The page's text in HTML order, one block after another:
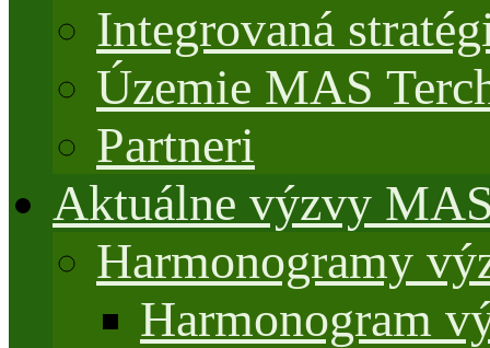
Integrovaná
Územie MAS
Partneri
Aktuálne výzvy
Harmonogramy
Harmonogram